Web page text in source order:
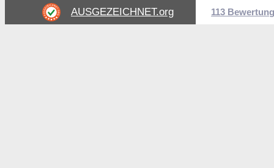
AUSGEZEICHNET.org 113